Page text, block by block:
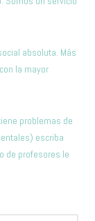
absoluta. Más
la mayor
problemas de
escriba
de profesores le